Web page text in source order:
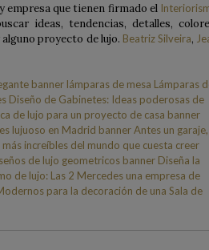
empresa que tienen firmado el
ideas, tendencias, detalles,
proyecto de lujo. Beatriz Silveira,